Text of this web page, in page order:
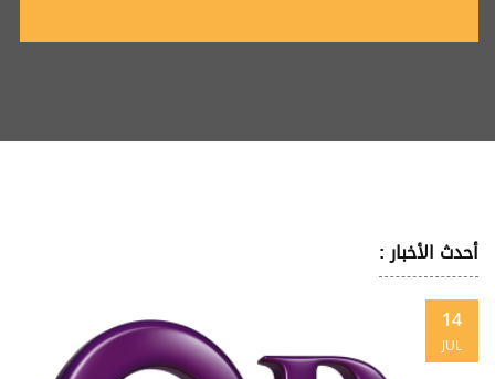
أحدث الأخبار :
14
JUL